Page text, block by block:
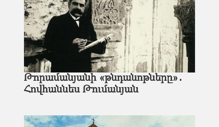
Թորամանյանի «թնդանոթները»․
Հովհաննես Թումանյան